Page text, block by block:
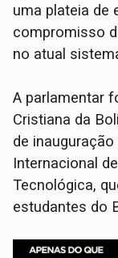
uma plateia de
compromisso
no atual
A parlamentar
Cristiana da
de
Internacional
Tecnológica,
estudantes do